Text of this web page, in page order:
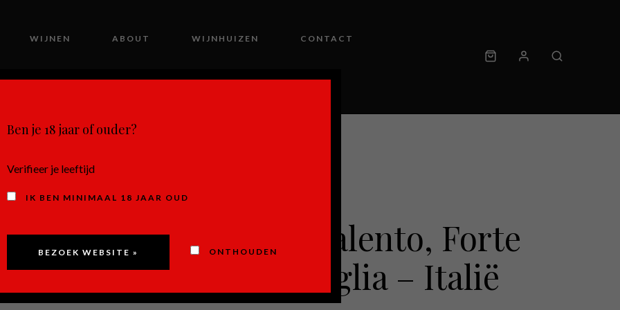
WIJNEN ABOUT WIJNHUIZEN CONTACT
Primitivo Salento, Forte
Incanto, Puglia – Italië
Ben je 18 jaar of ouder?
Verifieer je leeftijd
IK BEN MINIMAAL 18 JAAR OUD
ONTHOUDEN